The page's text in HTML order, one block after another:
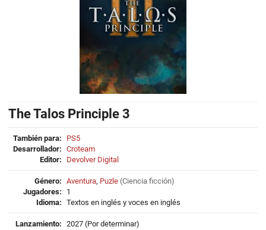
The Talos Principle 3
También para:
PS5
Desarrollador: Croteam
Editor:
Devolver Digital
Género: Aventura, Puzle (Ciencia ficción)
Jugadores:
1
Idioma: Textos en inglés y voces en inglés
Lanzamiento: 2027 (Por determinar)